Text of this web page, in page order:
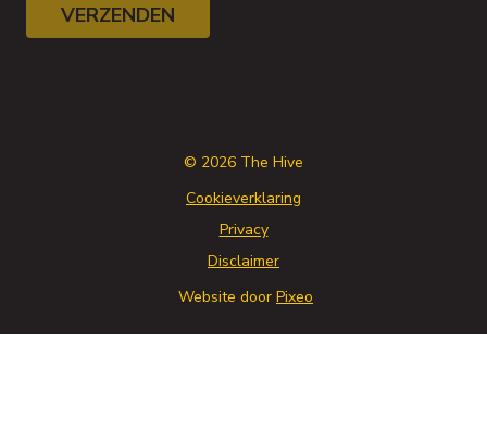
VERZENDEN
© 2026 The Hive
Cookieverklaring
Privacy
Disclaimer
Website door Pixeo